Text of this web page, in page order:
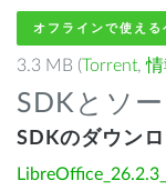
オフラインで使える
3.3 MB (Torrent,情
SDKとソ
SDKのダウン